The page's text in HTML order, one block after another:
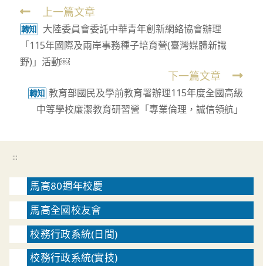
Read
more
articles
上一篇文章
轉知
大陸委員會委託中華青年創新網絡協會辦理
「115年國際及兩岸事務種子培育營(臺灣媒體新識
野)」活動￼
下一篇文章
轉知 教育部國民及學前教育署辦理115年度全國高級
中等學校廉潔教育研習營「專業倫理，誠信領航」
:::
馬高80週年校慶
馬高全國校友會
校務行政系統(日間)
校務行政系統(實技)